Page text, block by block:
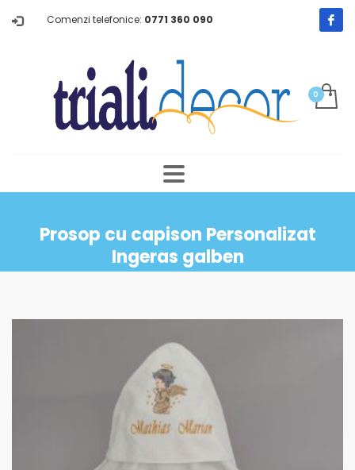
Comenzi telefonice: 0771 360 090
Prosop cu capison Personalizat
Ingeras galben